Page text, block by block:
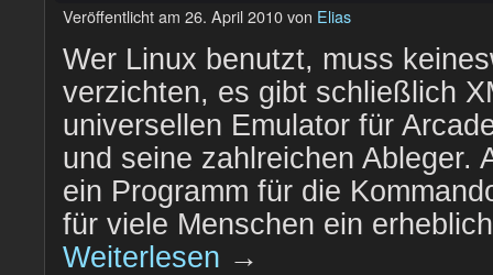
Veröffentlicht am 26. April 2010von Elias
Wer Linux benutzt, muss
verzichten, es gibt schließlich
universellen Emulator für
und seine zahlreichen Ableger.
ein Programm für die
für viele Menschen ein
Weiterlesen →